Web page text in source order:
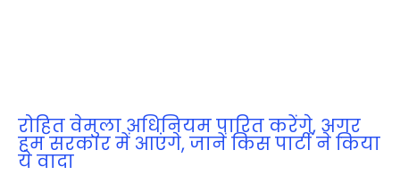
रोहित वेमुला अधिनियम पारित करेंगे, अगर
हम सरकार में आएंगे, जानें किस पार्टी ने किया
ये वादा